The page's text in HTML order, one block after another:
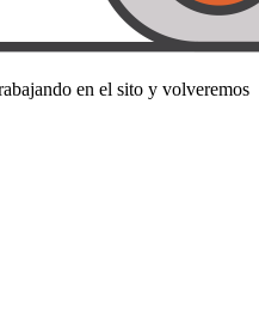
en el sito y volveremos